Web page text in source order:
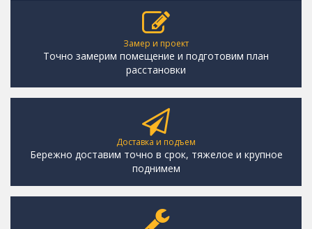
Замер и проект
Точно замерим помещение и подготовим план
расстановки
Доставка и подъем
Бережно доставим точно в срок, тяжелое и крупное
поднимем